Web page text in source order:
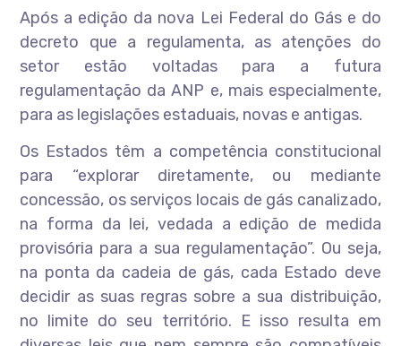
Após a edição da nova Lei Federal do Gás e do
decreto que a regulamenta, as atenções do
setor estão voltadas para a futura
regulamentação da ANP e, mais especialmente,
para as legislações estaduais, novas e antigas.
Os Estados têm a competência constitucional
para “explorar diretamente, ou mediante
concessão, os serviços locais de gás canalizado,
na forma da lei, vedada a edição de medida
provisória para a sua regulamentação”. Ou seja,
na ponta da cadeia de gás, cada Estado deve
decidir as suas regras sobre a sua distribuição,
no limite do seu território. E isso resulta em